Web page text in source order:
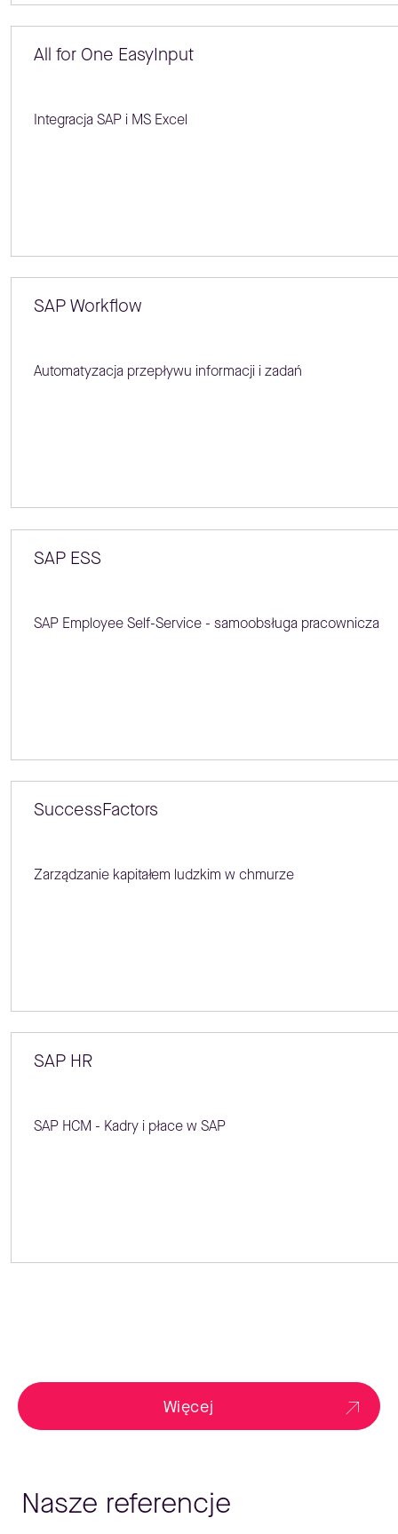
All for One EasyInput
Integracja SAP i MS Excel
SAP Workflow
Automatyzacja przepływu informacji i zadań
SAP ESS
SAP Employee Self-Service - samoobsługa pracownicza
SuccessFactors
Zarządzanie kapitałem ludzkim w chmurze
SAP HR
SAP HCM - Kadry i płace w SAP
Więcej
Nasze referencje